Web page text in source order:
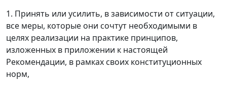
1. Принять или усилить, в зависимости от ситуации,
все меры, которые они сочтут необходимыми в
целях реализации на практике принципов,
изложенных в приложении к настоящей
Рекомендации, в рамках своих конституционных
норм,